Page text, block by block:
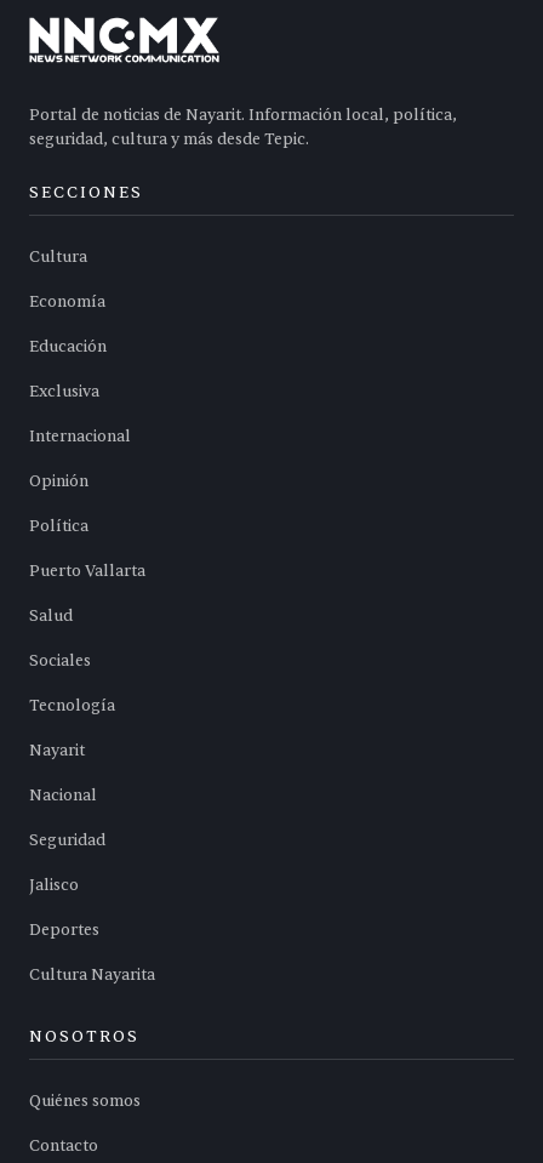
Portal de noticias de Nayarit. Información local, política,
seguridad, cultura y más desde Tepic.
SECCIONES
Cultura
Economía
Educación
Exclusiva
Internacional
Opinión
Política
Puerto Vallarta
Salud
Sociales
Tecnología
Nayarit
Nacional
Seguridad
Jalisco
Deportes
Cultura Nayarita
NOSOTROS
Quiénes somos
Contacto